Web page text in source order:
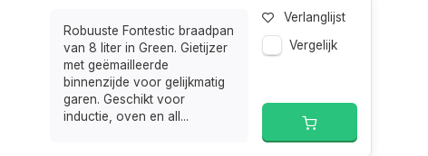
Robuuste Fontestic braadpan
van 8 liter in Green. Gietijzer
met geëmailleerde
binnenzijde voor gelijkmatig
garen. Geschikt voor
inductie, oven en all...
Verlanglijst
Vergelijk